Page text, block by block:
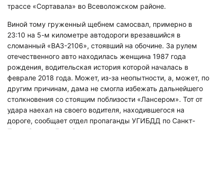
трассе «Сортавала» во Всеволожском районе.
Виной тому груженный щебнем самосвал, примерно в
23:10 на 5-м километре автодороги врезавшийся в
сломанный «ВАЗ-2106», стоявший на обочине. За рулем
отечественного авто находилась женщина 1987 года
рождения, водительская история которой началась в
феврале 2018 года. Может, из-за неопытности, а, может, по
другим причинам, дама не смогла избежать дальнейшего
столкновения со стоящим поблизости «Лансером». Тот от
удара наехал на своего водителя, находившегося на
дороге, сообщает отдел пропаганды УГИБДД по Санкт-
Петербургу и Ленобласти.